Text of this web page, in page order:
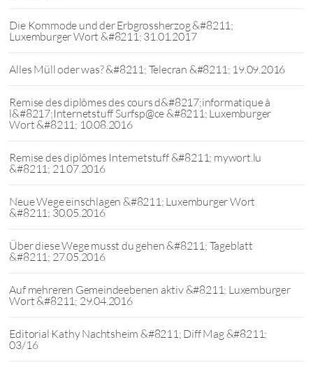
Die Kommode und der Erbgrossherzog &#8211;
Luxemburger Wort &#8211; 31.01.2017
Alles Müll oder was? &#8211; Telecran &#8211; 19.09.2016
Remise des diplômes des cours d&#8217;informatique à
l&#8217;Internetstuff Surfsp@ce &#8211; Luxemburger
Wort &#8211; 10.08.2016
Remise des diplômes Internetstuff &#8211; mywort.lu
&#8211; 21.07.2016
Neue Wege einschlagen &#8211; Luxemburger Wort
&#8211; 30.05.2016
Über diese Wege musst du gehen &#8211; Tageblatt
&#8211; 27.05.2016
Auf mehreren Gemeindeebenen aktiv &#8211; Luxemburger
Wort &#8211; 29.04.2016
Editorial Kathy Nachtsheim &#8211; Diff Mag &#8211;
03/16